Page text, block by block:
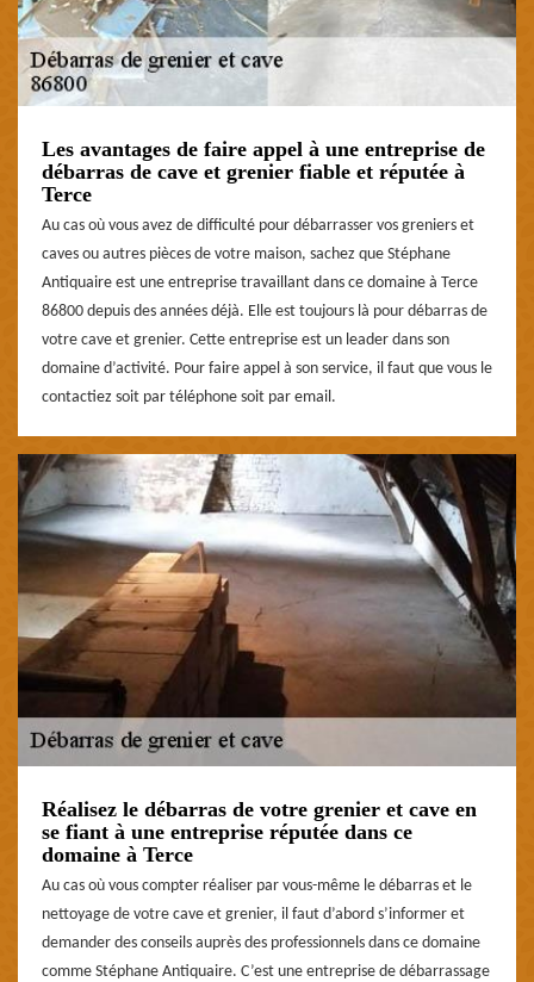
Les avantages de faire appel à une entreprise de
débarras de cave et grenier fiable et réputée à
Terce
Au cas où vous avez de difficulté pour débarrasser vos greniers et
caves ou autres pièces de votre maison, sachez que Stéphane
Antiquaire est une entreprise travaillant dans ce domaine à Terce
86800 depuis des années déjà. Elle est toujours là pour débarras de
votre cave et grenier. Cette entreprise est un leader dans son
domaine d’activité. Pour faire appel à son service, il faut que vous le
contactiez soit par téléphone soit par email.
Réalisez le débarras de votre grenier et cave en
se fiant à une entreprise réputée dans ce
domaine à Terce
Au cas où vous compter réaliser par vous-même le débarras et le
nettoyage de votre cave et grenier, il faut d’abord s’informer et
demander des conseils auprès des professionnels dans ce domaine
comme Stéphane Antiquaire. C’est une entreprise de débarrassage